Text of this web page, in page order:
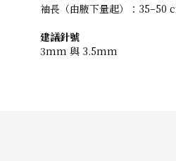
袖長（由腋下量起）：35–50
建議針號
3mm 與 3.5mm